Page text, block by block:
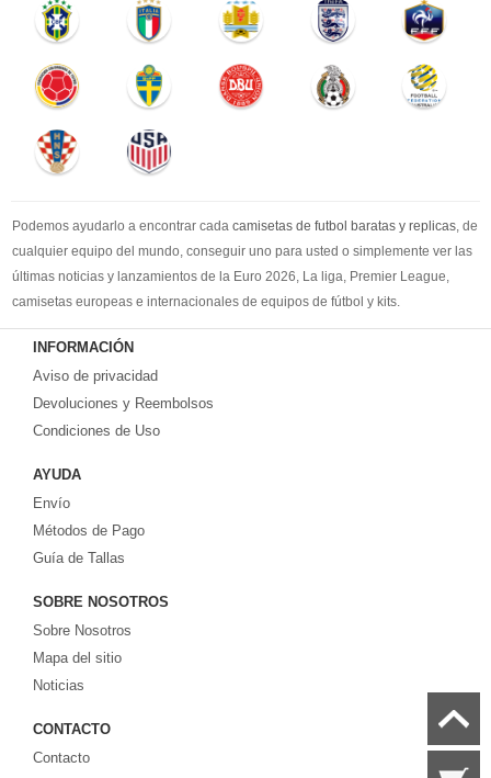
Podemos ayudarlo a encontrar cada camisetas de futbol baratas y replicas , de
cualquier equipo del mundo, conseguir uno para usted o simplemente ver las
últimas noticias y lanzamientos de la Euro 2026, La liga, Premier League,
camisetas europeas e internacionales de equipos de fútbol y kits.
Comprecamisetas de futbol baratasen la tienda deportiva más grande de
Europa. ¡Grandes ofertas en todas las camisetas del club de fútbol, ​​kits
europeos e internacionales, todo a los precios más bajos!
Compre nuestra gran selección de
equipaciones, camisetas y un portero a partir de €17.6. Diseños de fútbol
INFORMACIÓN
Aviso de privacidad
Devoluciones y Reembolsos
Condiciones de Uso
AYUDA
Envío
Métodos de Pago
Guía de Tallas
SOBRE NOSOTROS
Sobre Nosotros
Mapa del sitio
Noticias
CONTACTO
Contacto